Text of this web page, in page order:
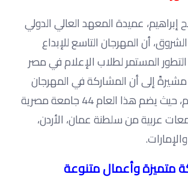
عميدة المعهد العالي الدولي
أن المهرجان التاسع للإبداع
المستمر لطلاب الإعلام في مصر
مشيرةً إلى أن المشاركة في المهرجان
تتسع عامًا بعد عام، حيث يضم هذا العام 44 جامعة مصرية
منها 7 جامعات عربية من سلطنة عمان، الأردن،
متميزة وأعمال متنوعة